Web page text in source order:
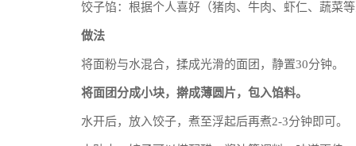
饺子馅：根据个人喜好（猪肉、牛肉、虾仁、蔬菜
做法
将面粉与水混合，揉成光滑的面团，静置30分钟。
将面团分成小块，擀成薄圆片，包入馅料。
水开后，放入饺子，煮至浮起后再煮2-3分钟即可。